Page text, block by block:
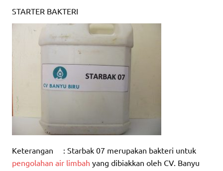
STARTER BAKTERI
Keterangan : Starbak 07 merupakan bakteri untuk
pengolahan air limbah yang dibiakkan oleh CV. Banyu